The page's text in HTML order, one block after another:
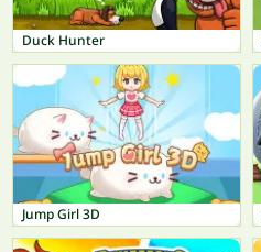
Duck Hunter
Jump Girl 3D